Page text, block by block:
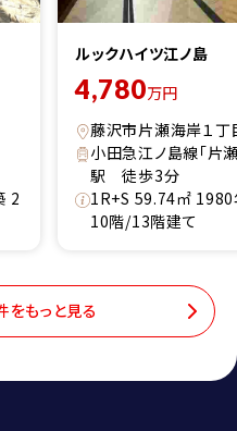
2
ルックハイツ江ノ島
4,780万円
藤沢市片瀬海岸１丁
小田急江ノ島線「片
駅 徒歩3分
1R+S 59.74㎡
10階/13階建て
をもっと見る